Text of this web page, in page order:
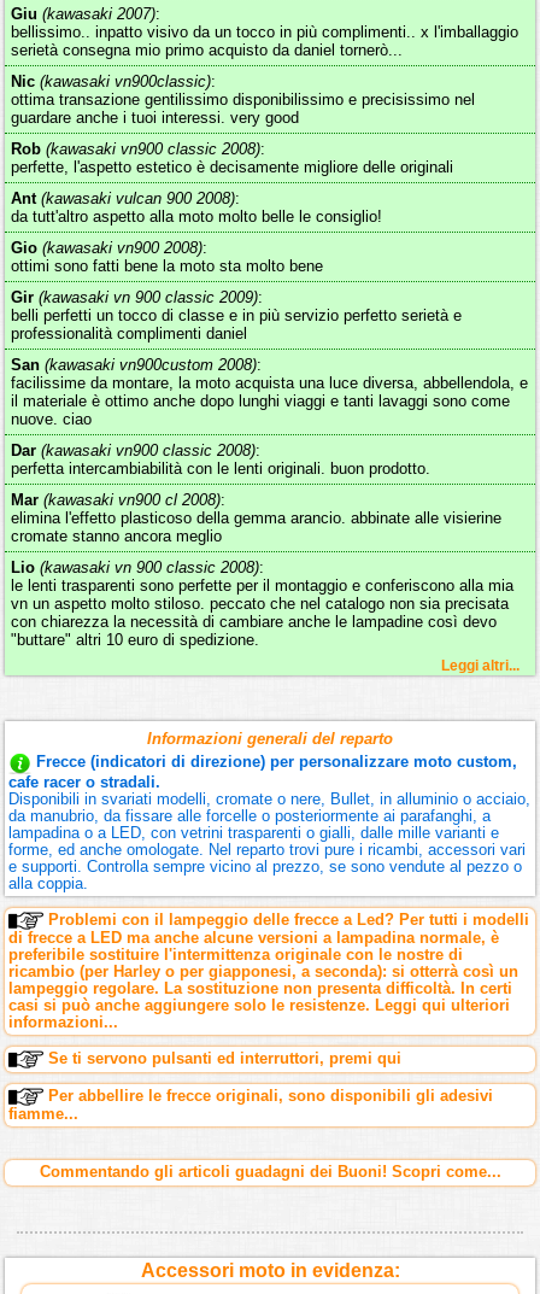
Giu (kawasaki 2007):
bellissimo.. inpatto visivo da un tocco in più complimenti.. x l'imballaggio
serietà consegna mio primo acquisto da daniel tornerò...
Nic (kawasaki vn900classic):
ottima transazione gentilissimo disponibilissimo e precisissimo nel
guardare anche i tuoi interessi. very good
Rob (kawasaki vn900 classic 2008):
perfette, l'aspetto estetico è decisamente migliore delle originali
Ant (kawasaki vulcan 900 2008):
da tutt'altro aspetto alla moto molto belle le consiglio!
Gio (kawasaki vn900 2008):
ottimi sono fatti bene la moto sta molto bene
Gir (kawasaki vn 900 classic 2009):
belli perfetti un tocco di classe e in più servizio perfetto serietà e
professionalità complimenti daniel
San (kawasaki vn900custom 2008):
facilissime da montare, la moto acquista una luce diversa, abbellendola, e
il materiale è ottimo anche dopo lunghi viaggi e tanti lavaggi sono come
nuove. ciao
Dar (kawasaki vn900 classic 2008):
perfetta intercambiabilità con le lenti originali. buon prodotto.
Mar (kawasaki vn900 cl 2008):
elimina l'effetto plasticoso della gemma arancio. abbinate alle visierine
cromate stanno ancora meglio
Lio (kawasaki vn 900 classic 2008):
le lenti trasparenti sono perfette per il montaggio e conferiscono alla mia
vn un aspetto molto stiloso. peccato che nel catalogo non sia precisata
con chiarezza la necessità di cambiare anche le lampadine così devo
"buttare" altri 10 euro di spedizione.
Leggi altri...
Informazioni generali del reparto
Frecce (indicatori di direzione) per personalizzare moto custom,
cafe racer o stradali.
Disponibili in svariati modelli, cromate o nere, Bullet, in alluminio o acciaio,
da manubrio, da fissare alle forcelle o posteriormente ai parafanghi, a
lampadina o a LED, con vetrini trasparenti o gialli, dalle mille varianti e
forme, ed anche omologate. Nel reparto trovi pure i ricambi, accessori vari
e supporti. Controlla sempre vicino al prezzo, se sono vendute al pezzo o
alla coppia.
Problemi con il lampeggio delle frecce a Led? Per tutti i modelli
di frecce a LED ma anche alcune versioni a lampadina normale, è
preferibile sostituire l'intermittenza originale con le nostre di
ricambio (per Harley o per giapponesi, a seconda): si otterrà così un
lampeggio regolare. La sostituzione non presenta difficoltà. In certi
casi si può anche aggiungere solo le resistenze. Leggi qui ulteriori
informazioni...
Se ti servono pulsanti ed interruttori, premi qui
Per abbellire le frecce originali, sono disponibili gli adesivi
fiamme...
Commentando gli articoli guadagni dei Buoni! Scopri come...
Accessori moto in evidenza: